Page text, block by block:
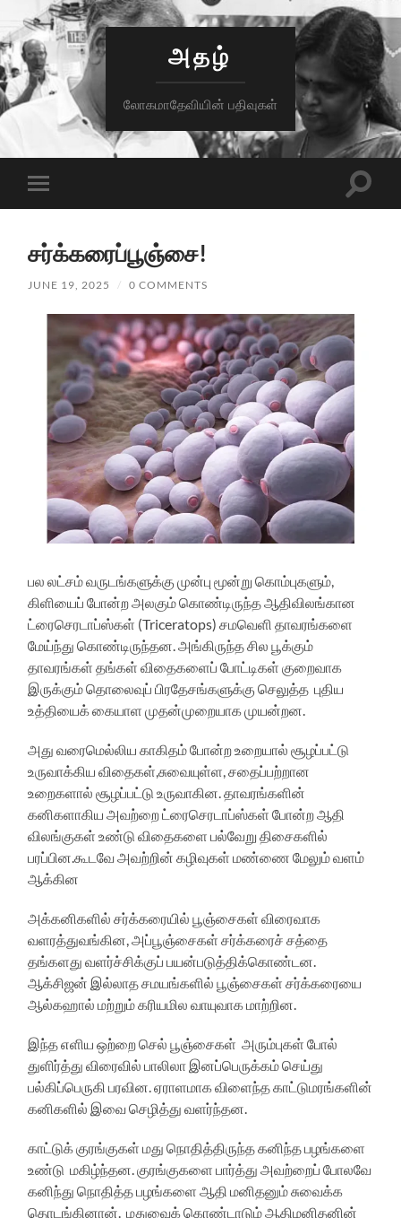
அதழ்
லோகமாதேவியின் பதிவுகள்
Toggle
mobile
Toggle
சர்க்கரைப்பூஞ்சை!
JUNE 19, 2025 / 0 COMMENTS
பல லட்சம் வருடங்களுக்கு முன்பு மூன்று கொம்புகளும்,
கிளியைப் போன்ற அலகும் கொண்டிருந்த ஆதிவிலங்கான
ட்ரைசெரடாப்ஸ்கள் (Triceratops) சமவெளி தாவரங்களை
மேய்ந்து கொண்டிருந்தன. அங்கிருந்த சில பூக்கும்
தாவரங்கள் தங்கள் விதைகளைப் போட்டிகள் குறைவாக
இருக்கும் தொலைவுப் பிரதேசங்களுக்கு செலுத்த புதிய
உத்தியைக் கையாள முதன்முறையாக முயன்றன.
அது வரைமெல்லிய காகிதம் போன்ற உறையால் சூழப்பட்டு
உருவாக்கிய விதைகள்,சுவையுள்ள, சதைப்பற்றான
உறைகளால் சூழப்பட்டு உருவாகின. தாவரங்களின்
கனிகளாகிய அவற்றை ட்ரைசெரடாப்ஸ்கள் போன்ற ஆதி
விலங்குகள் உண்டு விதைகளை பல்வேறு திசைகளில்
பரப்பின.கூடவே அவற்றின் கழிவுகள் மண்ணை மேலும் வளம்
ஆக்கின
அக்கனிகளில் சர்க்கரையில் பூஞ்சைகள் விரைவாக
வளரத்துவங்கின, அப்பூஞ்சைகள் சர்க்கரைச் சத்தை
தங்களது வளர்ச்சிக்குப் பயன்படுத்திக்கொண்டன.
ஆக்சிஜன் இல்லாத சமயங்களில் பூஞ்சைகள் சர்க்கரையை
ஆல்கஹால் மற்றும் கரியமில வாயுவாக மாற்றின.
இந்த எளிய ஒற்றை செல் பூஞ்சைகள் அரும்புகள் போல்
துளிர்த்து விரைவில் பாலிலா இனப்பெருக்கம் செய்து
பல்கிப்பெருகி பரவின. ஏராளமாக விளைந்த காட்டுமரங்களின்
கனிகளில் இவை செழித்து வளர்ந்தன.
காட்டுக் குரங்குகள் மது நொதித்திருந்த கனிந்த பழங்களை
உண்டு மகிழ்ந்தன. குரங்குகளை பார்த்து அவற்றைப் போலவே
கனிந்து நொதித்த பழங்களை ஆதி மனிதனும் சுவைக்க
தொடங்கினான். மதுவைக் கொண்டாடும் ஆதிமனிதனின்